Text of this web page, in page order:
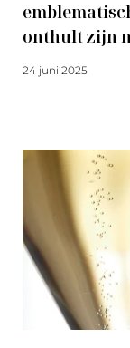
onthult zijn
24 juni 2025